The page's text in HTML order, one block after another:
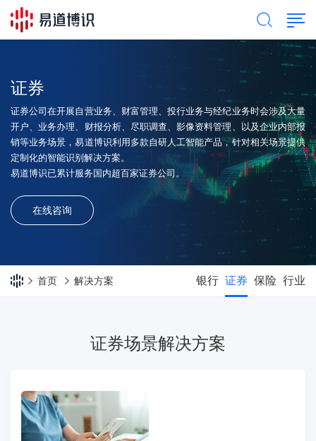
证券
证券公司在开展自营业务、财富管理、投行业务与经纪业务时会涉及大量
开户、业务办理、财报分析、尽职调查、影像资料管理、以及企业内部报
销等业务场景，易道博识利用多款自研人工智能产品，针对相关场景提供
定制化的智能识别解决方案。
易道博识已累计服务国内超百家证券公司。
在线咨询
首页 解决方案 银行 证券 保险 行业
证券场景解决方案